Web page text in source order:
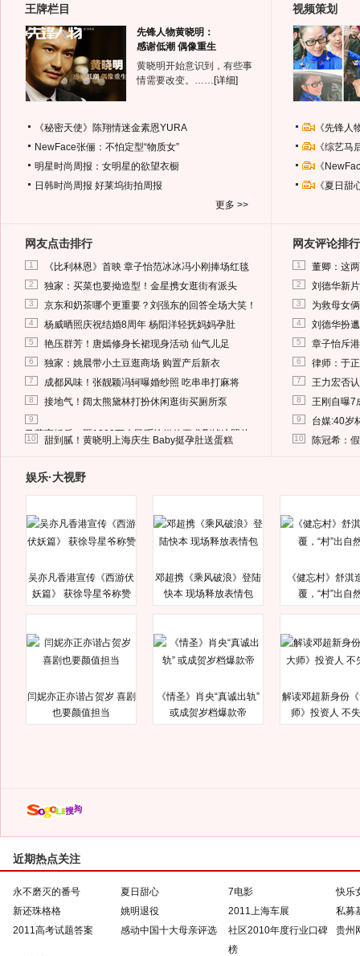
王牌栏目
先锋人物黄晓明：
感谢低潮 偶像重生
黄晓明开始意识到，有些事
情需要改变。…… [详细]
《秘密天使》陈翔情迷金素恩YURA
NewFace张俪：不怕定型“物质女”
明星时尚周报：女明星的欲望衣橱
日韩时尚周报 好莱坞街拍周报
更多 >>
视频策划
《先锋
《综艺
《
《夏日
网友点击排行
1 《比利林恩》首映 章子怡范冰冰冯小刚捧场红毯
2 独家：买菜也要拗造型！金星携女逛街有派头
3 京东和奶茶哪个更重要？刘强东的回答全场大笑！
4 杨威晒照庆祝结婚8周年 杨阳洋轻抚妈妈孕肚
5 艳压群芳！唐嫣修身长裙现身活动 仙气儿足
6 独家：姚晨带小土豆逛商场 购置产后新衣
7 成都风味！张靓颖冯轲曝婚纱照 吃串串打麻将
8 接地气！阔太熊黛林打扮休闲逛街买厕所泵
9
马蓉离婚后，砸1000万人民币给媒体要求删掉这照片
10 甜到腻！黄晓明上海庆生 Baby挺孕肚送蛋糕
网友评论排行
1 董卿：这
2 刘德华新
3 为救母女
4 刘德华扮
5 章子怡斥
6 律师：于
7 王力宏否
8 王刚自曝7
9 台媒:40岁
10 陈冠希：
娱乐·大视野
吴亦凡香港宣传《西游伏
妖篇》 获徐导星爷称赞
邓超携《乘风破浪》登陆
快本 现场释放表情包
《健忘村》舒淇
覆，“村”出自
闫妮亦正亦谐占贺岁 喜剧
也要颜值担当
《情圣》肖央“真诚出轨”
或成贺岁档爆款帝
解读邓超新身份
师》投资人 不
近期热点关注
永不磨灭的番号 夏日甜心 7电影
快乐
新还珠格格
姚明退役 2011上海车展
私募
2011高考试题答案
感动中国十大母亲评选
社区2010年度行业口碑
榜
贵州